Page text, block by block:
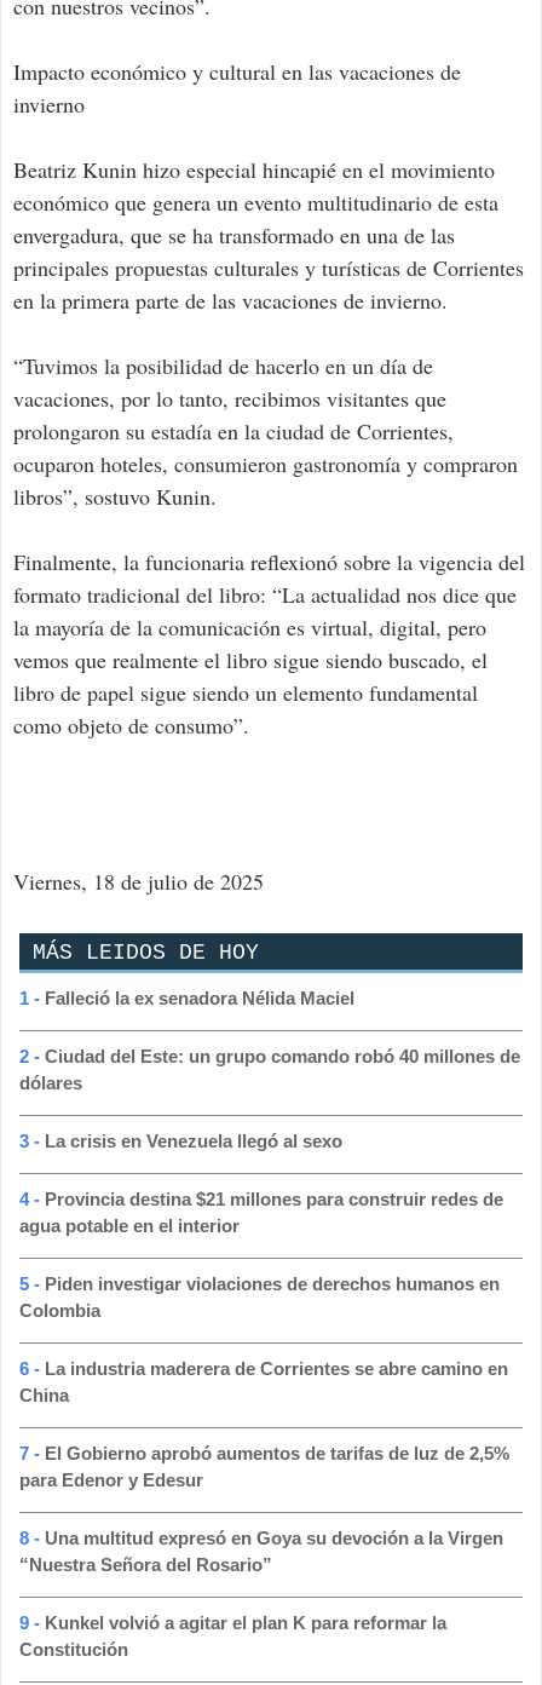
Impacto económico y cultural en las vacaciones de
invierno
Beatriz Kunin hizo especial hincapié en el movimiento
económico que genera un evento multitudinario de esta
envergadura, que se ha transformado en una de las
principales propuestas culturales y turísticas de Corrientes
en la primera parte de las vacaciones de invierno.
“Tuvimos la posibilidad de hacerlo en un día de
vacaciones, por lo tanto, recibimos visitantes que
prolongaron su estadía en la ciudad de Corrientes,
ocuparon hoteles, consumieron gastronomía y compraron
libros”, sostuvo Kunin.
Finalmente, la funcionaria reflexionó sobre la vigencia del
formato tradicional del libro: “La actualidad nos dice que
la mayoría de la comunicación es virtual, digital, pero
vemos que realmente el libro sigue siendo buscado, el
libro de papel sigue siendo un elemento fundamental
como objeto de consumo”.
Viernes, 18 de julio de 2025
MÁS LEIDOS DE HOY
1 - Falleció la ex senadora Nélida Maciel
2 - Ciudad del Este: un grupo comando robó 40 millones de
dólares
3 - La crisis en Venezuela llegó al sexo
4 - Provincia destina $21 millones para construir redes de
agua potable en el interior
5 - Piden investigar violaciones de derechos humanos en
Colombia
6 - La industria maderera de Corrientes se abre camino en
China
7 - El Gobierno aprobó aumentos de tarifas de luz de 2,5%
para Edenor y Edesur
8 - Una multitud expresó en Goya su devoción a la Virgen
“Nuestra Señora del Rosario”
9 - Kunkel volvió a agitar el plan K para reformar la
Constitución